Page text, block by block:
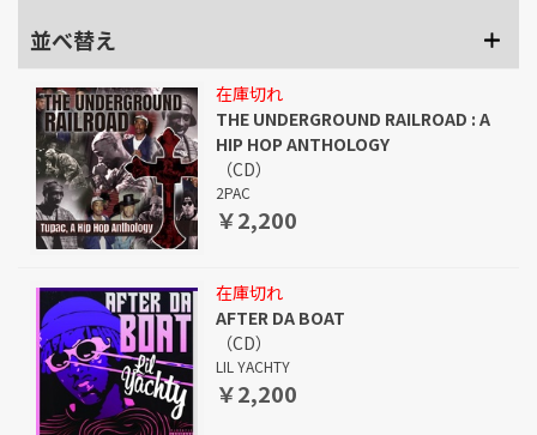
並べ替え
在庫切れ
THE UNDERGROUND RAILROAD : A
HIP HOP ANTHOLOGY
（CD）
2PAC
￥2,200
在庫切れ
AFTER DA BOAT
（CD）
LIL YACHTY
￥2,200